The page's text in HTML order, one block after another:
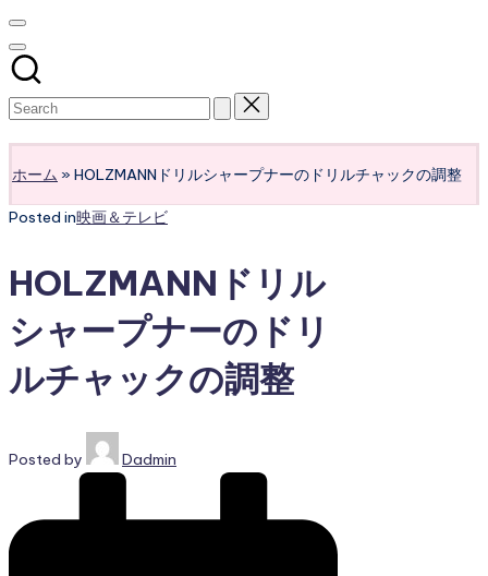
ホーム » HOLZMANNドリルシャープナーのドリルチャックの調整
Posted in映画＆テレビ
HOLZMANNドリル
シャープナーのドリ
ルチャックの調整
Posted by Dadmin